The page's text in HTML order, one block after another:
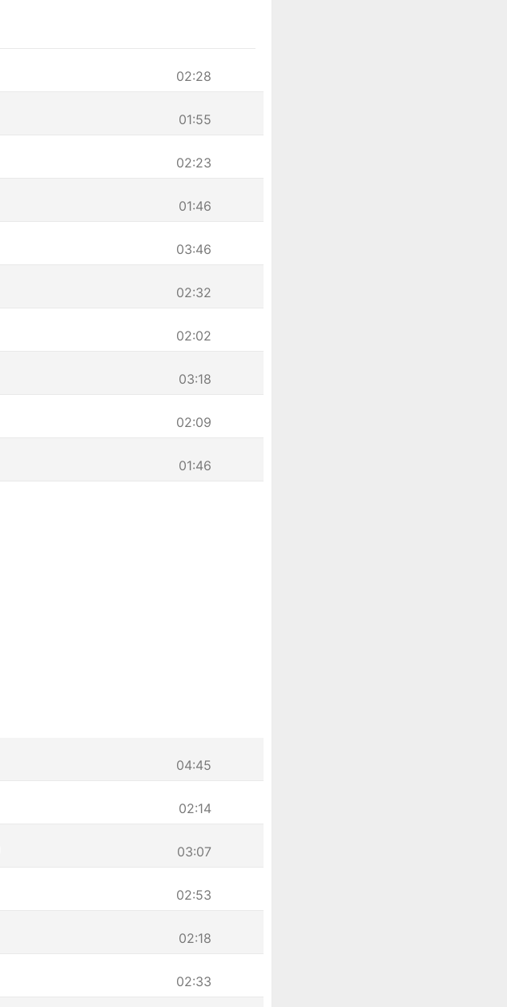
02:28
01:55
02:23
01:46
03:46
02:32
02:02
03:18
02:09
01:46
04:45
02:14
03:07
02:53
02:18
02:33